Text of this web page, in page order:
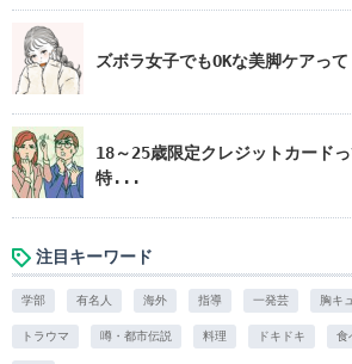
ズボラ女子でもOKな美脚ケアって
18～25歳限定クレジットカード
特...
注目キーワード
学部 有名人 海外 指導 一発芸 胸キ
トラウマ 噂・都市伝説 料理 ドキドキ 食